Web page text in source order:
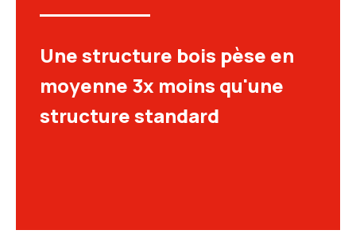
Une structure bois pèse en
moyenne 3x moins qu'une
structure standard